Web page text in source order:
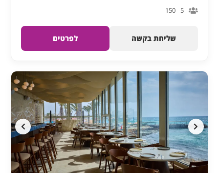
5 - 150
שליחת בקשה לפרטים